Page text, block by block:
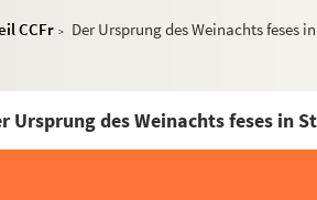
CCFr > Der Ursprung des Weinachts feses
Ursprung des Weinachts feses in
1384-1412. Etudes critiques de Rodolphe